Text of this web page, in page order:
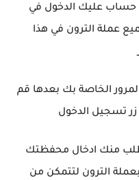
حساب عليك الدخول في
عملة الترون في هذا
الخاصة بك بعدها قم
زر تسجيل الدخول
منك ادخال محفظتك
الترون لتتمكن من